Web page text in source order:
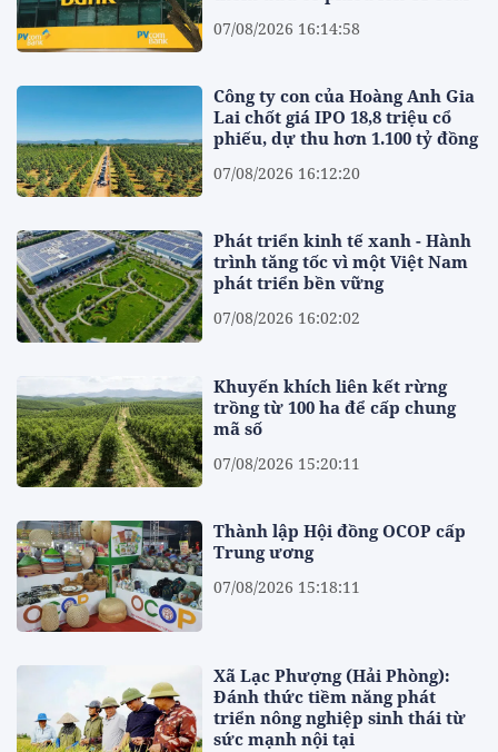
07/08/2026 16:14:58
Công ty con của Hoàng Anh Gia
Lai chốt giá IPO 18,8 triệu cổ
phiếu, dự thu hơn 1.100 tỷ đồng
07/08/2026 16:12:20
Phát triển kinh tế xanh - Hành
trình tăng tốc vì một Việt Nam
phát triển bền vững
07/08/2026 16:02:02
Khuyến khích liên kết rừng
trồng từ 100 ha để cấp chung
mã số
07/08/2026 15:20:11
Thành lập Hội đồng OCOP cấp
Trung ương
07/08/2026 15:18:11
Xã Lạc Phượng (Hải Phòng):
Đánh thức tiềm năng phát
triển nông nghiệp sinh thái từ
sức mạnh nội tại